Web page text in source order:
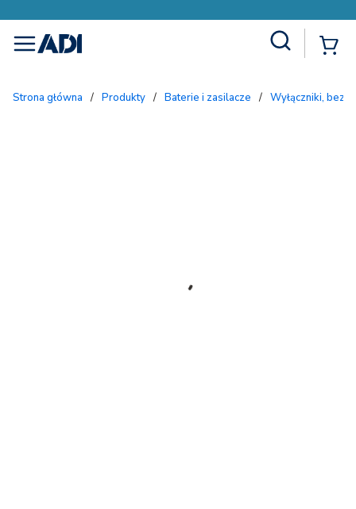
menu
Strona główna / Produkty / Baterie i zasilacze / Wyłączniki,